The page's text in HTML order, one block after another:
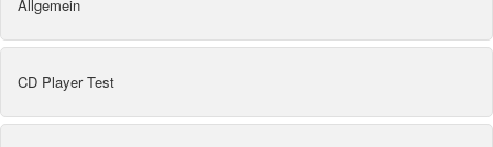
Allgemein
CD Player Test